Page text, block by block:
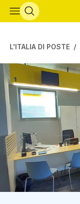
Vai al contenuto
L'ITALIA DI POSTE